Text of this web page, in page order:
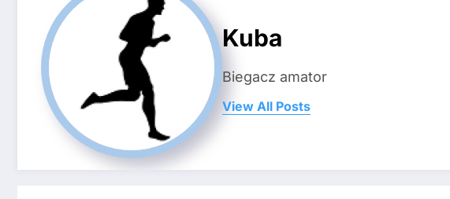
Kuba
Biegacz amator
View All Posts